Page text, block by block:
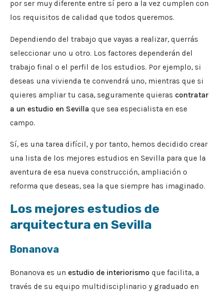
por ser muy diferente entre sí pero a la vez cumplen con
los requisitos de calidad que todos queremos.
Dependiendo del trabajo que vayas a realizar, querrás
seleccionar uno u otro. Los factores dependerán del
trabajo final o el perfil de los estudios. Por ejemplo, si
deseas una vivienda te convendrá uno, mientras que si
quieres ampliar tu casa, seguramente quieras contratar
a un estudio en Sevilla que sea especialista en ese
campo.
Sí, es una tarea difícil, y por tanto, hemos decidido crear
una lista de los mejores estudios en Sevilla para que la
aventura de esa nueva construcción, ampliación o
reforma que deseas, sea la que siempre has imaginado.
Los mejores estudios de
arquitectura en Sevilla
Bonanova
Bonanova es un estudio de interiorismo que facilita, a
través de su equipo multidisciplinario y graduado en